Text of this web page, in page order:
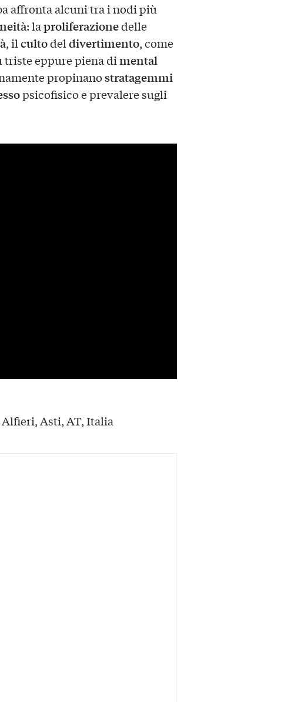
affronta alcuni tra i nodi più
: laproliferazionedelle
, ilcultodeldivertimento, come
triste eppure piena dimental
propinanostratagemmi
psicofisico e prevalere sugli
Asti, AT, Italia